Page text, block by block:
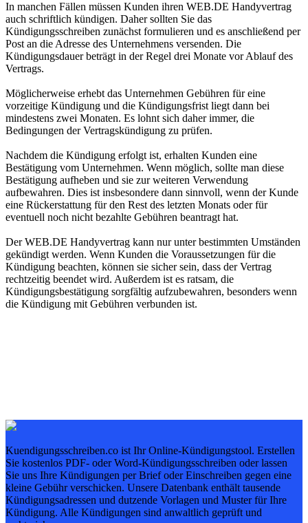
In manchen Fällen müssen Kunden ihren WEB.DE Handyvertrag
auch schriftlich kündigen. Daher sollten Sie das
Kündigungsschreiben zunächst formulieren und es anschließend per
Post an die Adresse des Unternehmens versenden. Die
Kündigungsdauer beträgt in der Regel drei Monate vor Ablauf des
Vertrags.
Möglicherweise erhebt das Unternehmen Gebühren für eine
vorzeitige Kündigung und die Kündigungsfrist liegt dann bei
mindestens zwei Monaten. Es lohnt sich daher immer, die
Bedingungen der Vertragskündigung zu prüfen.
Nachdem die Kündigung erfolgt ist, erhalten Kunden eine
Bestätigung vom Unternehmen. Wenn möglich, sollte man diese
Bestätigung aufheben und sie zur weiteren Verwendung
aufbewahren. Dies ist insbesondere dann sinnvoll, wenn der Kunde
eine Rückerstattung für den Rest des letzten Monats oder für
eventuell noch nicht bezahlte Gebühren beantragt hat.
Der WEB.DE Handyvertrag kann nur unter bestimmten Umständen
gekündigt werden. Wenn Kunden die Voraussetzungen für die
Kündigung beachten, können sie sicher sein, dass der Vertrag
rechtzeitig beendet wird. Außerdem ist es ratsam, die
Kündigungsbestätigung sorgfältig aufzubewahren, besonders wenn
die Kündigung mit Gebühren verbunden ist.
Kuendigungsschreiben.co ist Ihr Online-Kündigungstool. Erstellen
Sie kostenlos PDF- oder Word-Kündigungsschreiben oder lassen
Sie uns Ihre Kündigungen per Brief oder Einschreiben gegen eine
kleine Gebühr verschicken. Unsere Datenbank enthält tausende
Kündigungsadressen und dutzende Vorlagen und Muster für Ihre
Kündigung. Alle Kündigungen sind anwaltlich geprüft und